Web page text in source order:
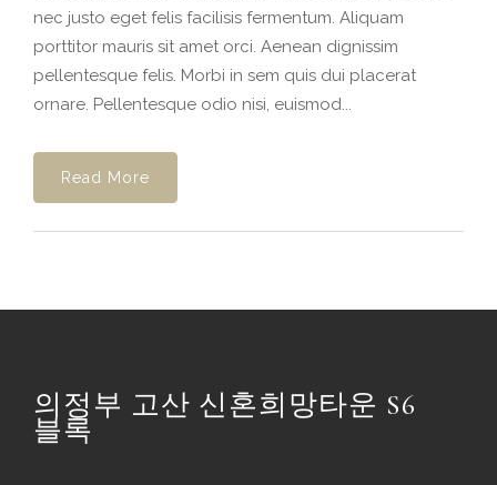
nec justo eget felis facilisis fermentum. Aliquam
porttitor mauris sit amet orci. Aenean dignissim
pellentesque felis. Morbi in sem quis dui placerat
ornare. Pellentesque odio nisi, euismod...
Read More
의정부 고산 신혼희망타운 S6
블록